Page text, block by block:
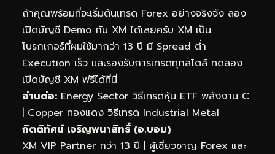
ถ้าคุณพร้อมที่จะเริ่มต้นเทรด Forex อย่างจริงจัง ลอง
เปิดบัญชี Demo กับ XM ได้เลยครับ XM เป็น
โบรกเกอร์ที่ผมใช้มากว่า 13 ปี มี Spread ต่ำ
Execution เร็ว และรองรับการเทรดทุกสไตล์ ทดลอง
เปิดบัญชี XM ฟรีได้ที่นี่
อ่านต่อ: Energy Sector วิธีเทรดหุ้น ETF พลังงาน C
| Copper ทองแดง วิธีเทรด Industrial Metal
กิตติทัศน์ เจริญพนาสิทธิ์ (อ.บอม)
XM VIP Partner กว่า 13 ปี | ผู้เชี่ยวชาญ Forex และ